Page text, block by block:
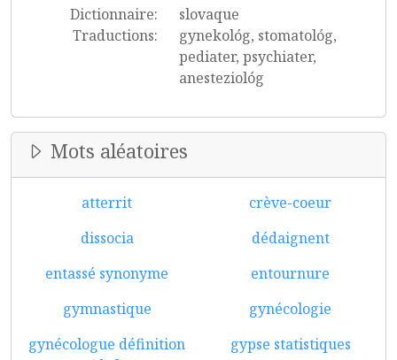
Dictionnaire:
slovaque
Traductions:
gynekológ, stomatológ,
pediater, psychiater,
anesteziológ
Mots aléatoires
atterrit
crève-coeur
dissocia
dédaignent
entassé synonyme
entournure
gymnastique
gynécologie
gynécologue définition
gypse statistiques